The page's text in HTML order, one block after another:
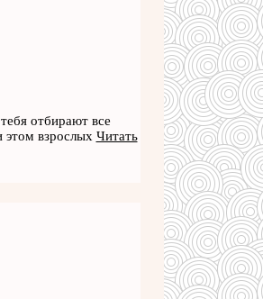
отбирают все
этом взрослых Читать